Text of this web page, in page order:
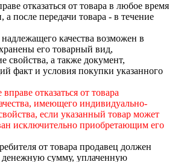
отказаться от товара в любое время
а после передачи товара - в течение
надлежащего качества возможен в
его товарный вид,
свойства, а также документ,
факт и условия покупки указанного
отказаться от товара
имеющего индивидуально-
если указанный товар может
исключительно приобретающим его
от товара продавец должен
денежную сумму, уплаченную